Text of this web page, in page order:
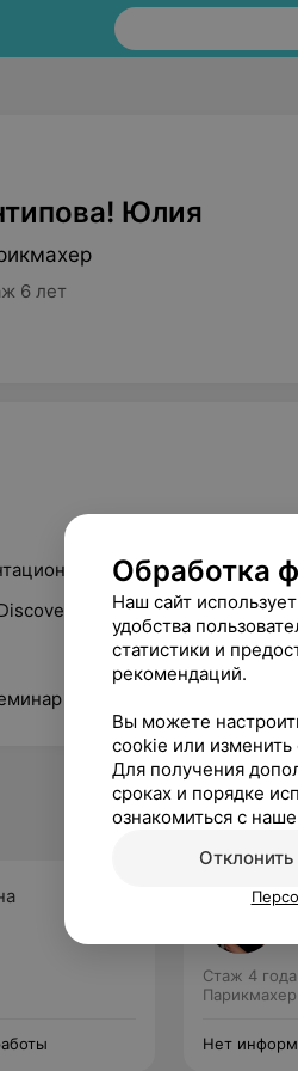
Юлия
6 лет
семинар по
мир услуг
по продукции Dr.Sorbie»
Стаж 4 года
Парикмахер
Нет
Обработка
Наш сайт
удобства
статистики и
рекомендаций.
Вы можете
cookie или изменить
Для получения
сроках и порядке
ознакомиться с
Отклонить